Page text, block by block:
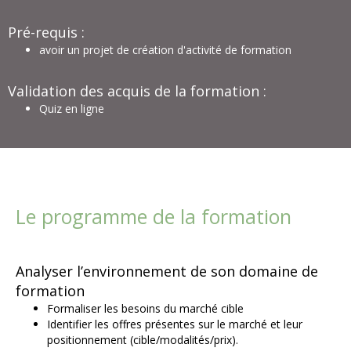
Pré-requis :
avoir un projet de création d'activité de formation
Validation des acquis de la formation :
Quiz en ligne
Le programme de la formation
Analyser l’environnement de son domaine de
formation
Formaliser les besoins du marché cible
Identifier les offres présentes sur le marché et leur
positionnement (cible/modalités/prix).